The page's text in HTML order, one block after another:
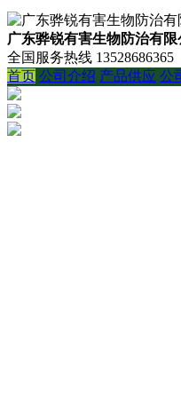
广东骅锐有害生物防治有限
全国服务热线 13528686365
首页 公司介绍 产品供应 公